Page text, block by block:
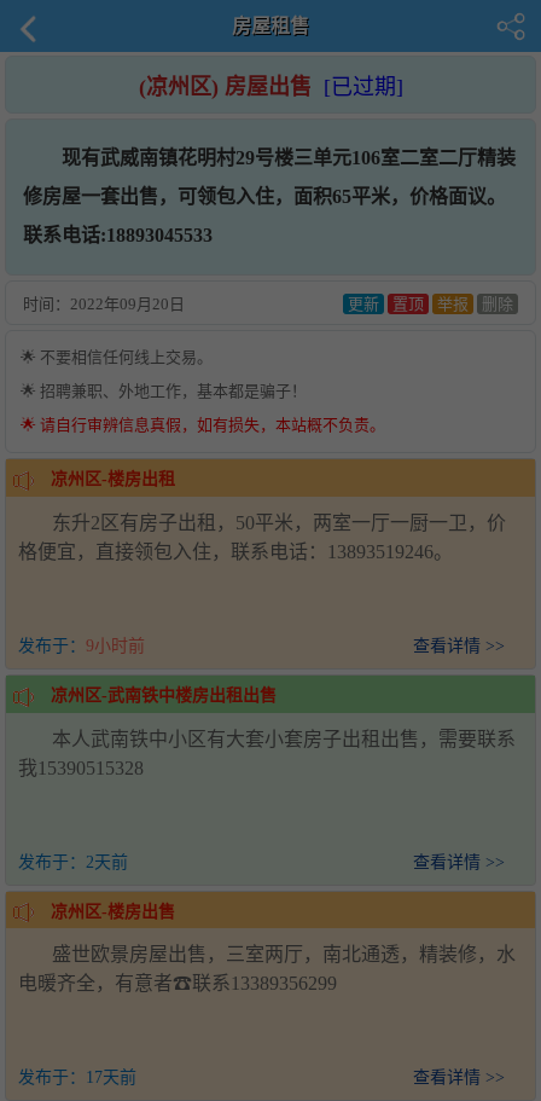
房屋租售
(凉州区) 房屋出售 [已过期]
现有武威南镇花明村29号楼三单元106室二室二厅精装
修房屋一套出售，可领包入住，面积65平米，价格面议。
联系电话:18893045533
时间： 2022年09月20日 更新 置顶 举报 删除
🌟 不要相信任何线上交易。
🌟 招聘兼职、外地工作，基本都是骗子！
🌟 请自行审辨信息真假，如有损失，本站概不负责。
凉州区-楼房出租
东升2区有房子出租，50平米，两室一厅一厨一卫，价
格便宜，直接领包入住，联系电话：13893519246。
发布于： 9小时前 查看详情 >>
凉州区-武南铁中楼房出租出售
本人武南铁中小区有大套小套房子出租出售，需要联系
我15390515328
发布于： 2天前 查看详情 >>
凉州区-楼房出售
盛世欧景房屋出售，三室两厅，南北通透，精装修，水
电暖齐全，有意者☎联系13389356299
发布于： 17天前 查看详情 >>